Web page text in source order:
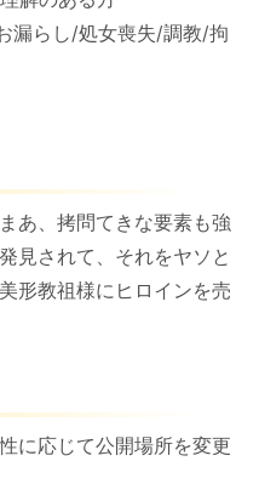
漏らし/処女喪失/調教/拘
あ、拷問てきな要素も強
見されて、それをヤソと
形教祖様にヒロインを売
に応じて公開場所を変更